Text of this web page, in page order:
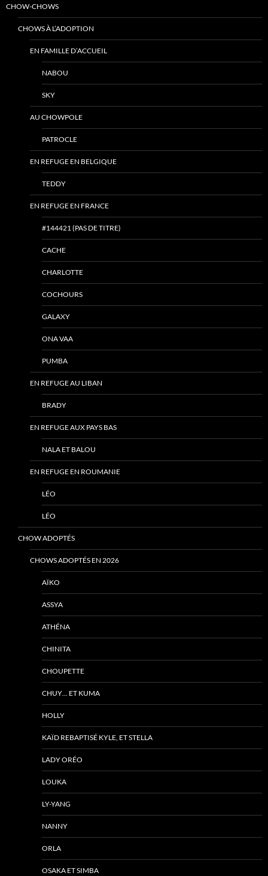
CHOW-CHOWS
CHOWS À L’ADOPTION
EN FAMILLE D’ACCUEIL
NABOU
SKY
AU CHOWPOLE
PATROCLE
EN REFUGE EN BELGIQUE
TEDDY
EN REFUGE EN FRANCE
#144421 (PAS DE TITRE)
CACHE
CHARLOTTE
COCHOURS
GALAXY
ONA VAA
PUMBA
EN REFUGE AU LIBAN
BRADY
EN REFUGE AUX PAYS BAS
NALA ET BALOU
EN REFUGE EN ROUMANIE
LÉO
LÉO
CHOW ADOPTÉS
CHOWS ADOPTÉS EN 2026
AÏKO
ASSYA
ATHÉNA
CHINITA
CHOUPETTE
CHUY… ET KUMA
HOLLY
KAÏD REBAPTISÉ KYLE, ET STELLA
LADY ORÉO
LOUKA
LY-YANG
NANNY
ORLA
OSAKA ET SIMBA